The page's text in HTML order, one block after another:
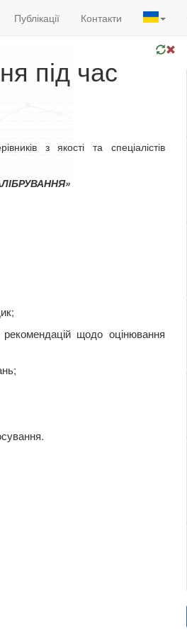
Публікації Контакти
під час
з якості та спеціалістів
щодо оцінювання